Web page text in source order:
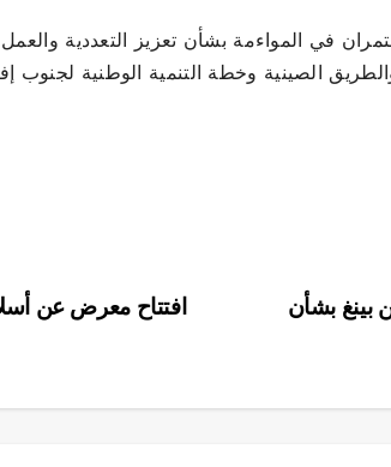
في المواءمة بشأن تعزيز التعددية والعمل
الصينية وخطة التنمية الوطنية لجنوب إفريقيا
افتتاح معرض عن
بشأن